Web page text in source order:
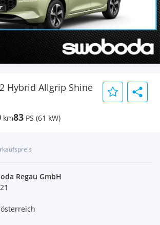
Hybrid Allgrip Shine
km83 PS (61 kW)
Regau GmbH